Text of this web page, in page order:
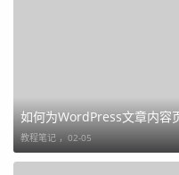
如何为WordPress文章内容
教程笔记 ， 02-05